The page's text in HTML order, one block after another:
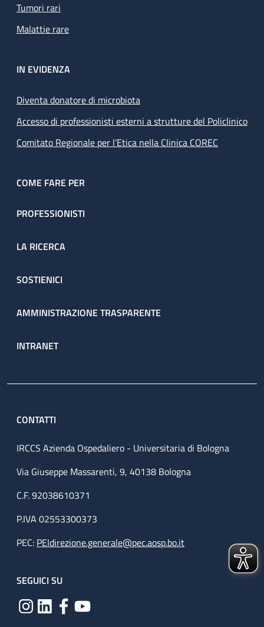
Tumori rari
Malattie rare
IN EVIDENZA
Diventa donatore di microbiota
Accesso di professionisti esterni a strutture del Policlinico
Comitato Regionale per l’Etica nella Clinica COREC
COME FARE PER
PROFESSIONISTI
LA RICERCA
SOSTIENICI
AMMINISTRAZIONE TRASPARENTE
INTRANET
CONTATTI
IRCCS Azienda Ospedaliero - Universitaria di Bologna
Via Giuseppe Massarenti, 9, 40138 Bologna
C.F. 92038610371
P.IVA 02553300373
PEC: PEIdirezione.generale@pec.aosp.bo.it
SEGUICI SU